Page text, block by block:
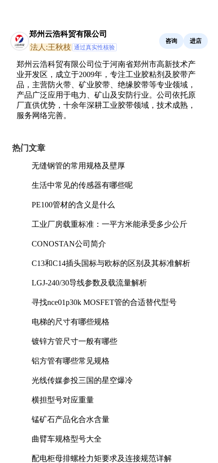
郑州云浩科贸有限公司
法人:王秋枝 通过真实性核验
咨询 进店
郑州云浩科贸有限公司位于河南省郑州市高新技术产
业开发区，成立于2009年，专注工业胶粘剂及胶带产
品，主营防火带、矿业胶带、绝缘胶带等专业领域，
产品广泛应用于电力、矿山及安防行业。公司依托原
厂直供优势，十余年深耕工业胶带领域，技术成熟，
服务网络完善。
热门文章
无缝钢管的常用规格及壁厚
生活中常见的传感器有哪些呢
PE100管材的含义是什么
工业厂房载重标准：一平方米能承受多少公斤
CONOSTAN公司简介
C13和C14插头国标与欧标的区别及其标准解析
LGJ-240/30导线参数及载流量解析
寻找nce01p30k MOSFET管的合适替代型号
电梯的尺寸有哪些规格
镀锌方管尺寸一般有哪些
铝方管有哪些常见规格
光线传媒参投三国的星空爆冷
横担型号对应重量
锰矿石产品化合水含量
曲臂车规格型号大全
配电柜母排螺栓力矩要求及连接规范详解